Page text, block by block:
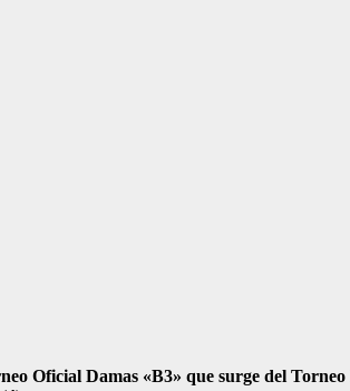
Oficial Damas «B3» que surge del